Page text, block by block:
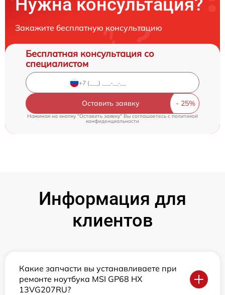
Нужна консультация?
Закажите бесплатную консультацию
Бесплатная консультация со
специалистом
Оставить заявку
Нажимая на кнопку "Оставить заявку" Вы соглашаетесь cполитикой
конфиденциальности
Информация для
клиентов
Какие запчасти вы устанавливаете при
ремонте ноутбука MSI GP68 HX
13VG207RU?